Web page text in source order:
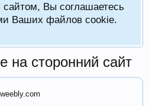
сайтом, Вы соглашаетесь
Ваших файлов cookie.
на сторонний сайт